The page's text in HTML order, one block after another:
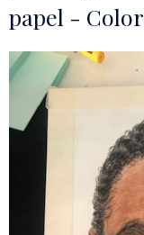
papel -